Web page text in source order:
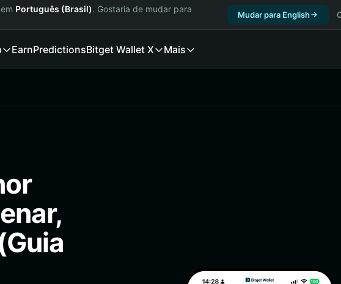
Português (Brasil). Gostaria de mudar para
Mudar para English
EarnPredictionsBitget Wallet X Mais